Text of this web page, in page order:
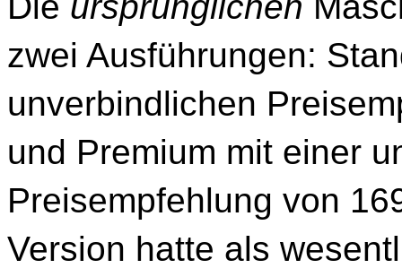
zwei Ausführungen:
unverbindlichen
und Premium mit einer
Preisempfehlung von
Version hatte als